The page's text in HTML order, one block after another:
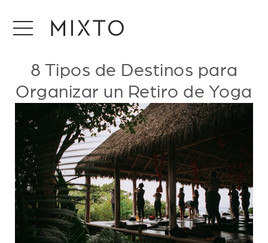
8 Tipos de Destinos para
Organizar un Retiro de Yoga